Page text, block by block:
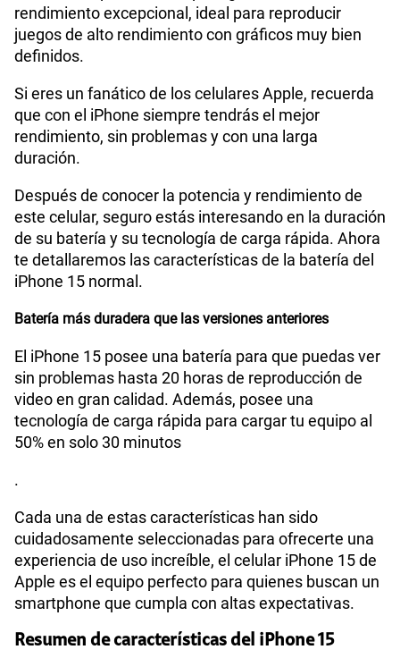
rendimiento excepcional, ideal para reproducir
juegos de alto rendimiento con gráficos muy bien
definidos.
Si eres un fanático de los celulares Apple, recuerda
que con el iPhone siempre tendrás el mejor
rendimiento, sin problemas y con una larga
duración.
Después de conocer la potencia y rendimiento de
este celular, seguro estás interesando en la duración
de su batería y su tecnología de carga rápida. Ahora
te detallaremos las características de la batería del
iPhone 15 normal.
Batería más duradera que las versiones anteriores
El iPhone 15 posee una batería para que puedas ver
sin problemas hasta 20 horas de reproducción de
video en gran calidad. Además, posee una
tecnología de carga rápida para cargar tu equipo al
50% en solo 30 minutos
.
Cada una de estas características han sido
cuidadosamente seleccionadas para ofrecerte una
experiencia de uso increíble, el celular iPhone 15 de
Apple es el equipo perfecto para quienes buscan un
smartphone que cumpla con altas expectativas.
Resumen de características del iPhone 15